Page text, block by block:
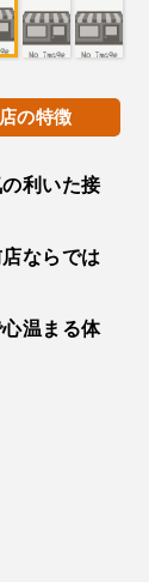
の特徴
利いた接
ならでは
温まる体